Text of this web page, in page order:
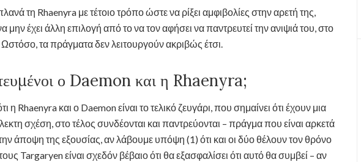
τη Rhaenyra με τέτοιο τρόπο ώστε να ρίξει αμφιβολίες στην αρετή της,
μην έχει άλλη επιλογή από το να τον αφήσει να παντρευτεί την ανιψιά του, στο
τα πράγματα δεν λειτουργούν ακριβώς έτσι.
ο Daemon και η Rhaenyra;
η Rhaenyra και ο Daemon είναι το τελικό ζευγάρι, που σημαίνει ότι έχουν μια
σχέση, στο τέλος συνδέονται και παντρεύονται – πράγμα που είναι αρκετά
άποψη της εξουσίας, αν λάβουμε υπόψη (1) ότι και οι δύο θέλουν τον θρόνο
Targaryen είναι σχεδόν βέβαιο ότι θα εξασφαλίσει ότι αυτό θα συμβεί – αν